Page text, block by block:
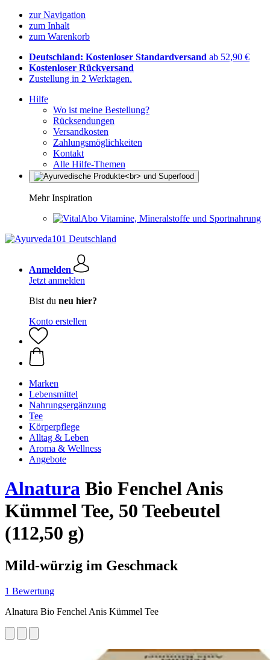
zur Navigation
zum Inhalt
zum Warenkorb
Deutschland: Kostenloser Standardversand ab 52,90 €
Kostenloser Rückversand
Zustellung in 2 Werktagen.
Hilfe
Wo ist meine Bestellung?
Rücksendungen
Versandkosten
Zahlungsmöglichkeiten
Kontakt
Alle Hilfe-Themen
Mehr Inspiration
Vitamine, Mineralstoffe und Sportnahrung
Anmelden
Jetzt anmelden
Bist du neu hier?
Konto erstellen
Marken
Lebensmittel
Nahrungsergänzung
Tee
Körperpflege
Alltag & Leben
Aroma & Wellness
Angebote
Alnatura Bio Fenchel Anis
Kümmel Tee, 50 Teebeutel
(112,50 g)
Mild-würzig im Geschmack
1 Bewertung
Alnatura Bio Fenchel Anis Kümmel Tee